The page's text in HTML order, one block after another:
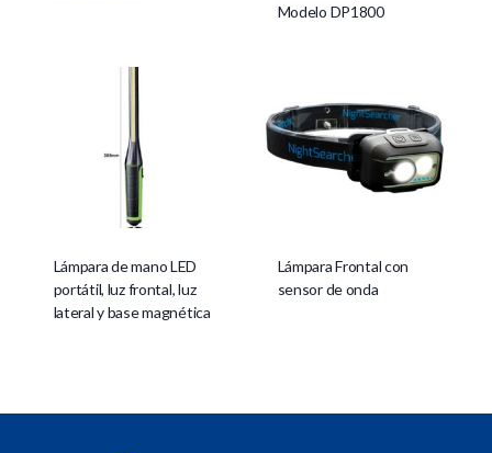
Modelo DP1800
Lámpara de mano LED
portátil, luz frontal, luz
lateral y base magnética
Lámpara Frontal con
sensor de onda